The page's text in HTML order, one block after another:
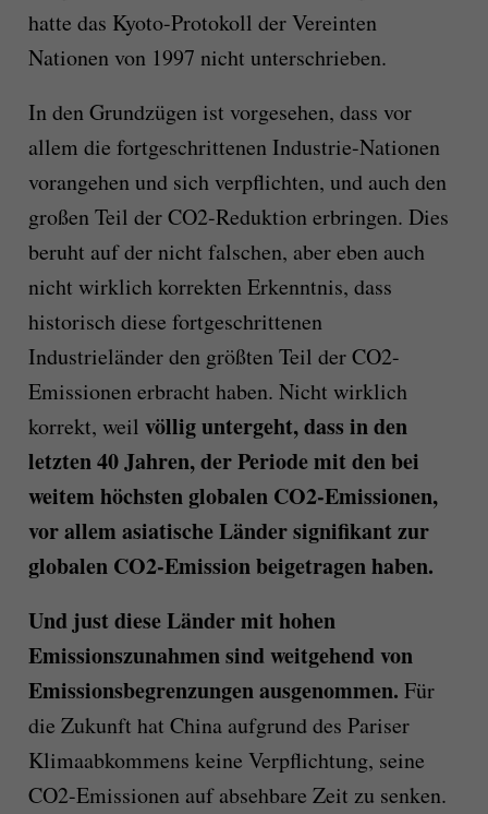
hatte das Kyoto-Protokoll der Vereinten
Nationen von 1997 nicht unterschrieben.
In den Grundzügen ist vorgesehen, dass vor
allem die fortgeschrittenen Industrie-Nationen
vorangehen und sich verpflichten, und auch den
großen Teil der CO2-Reduktion erbringen. Dies
beruht auf der nicht falschen, aber eben auch
nicht wirklich korrekten Erkenntnis, dass
historisch diese fortgeschrittenen
Industrieländer den größten Teil der CO2-
Emissionen erbracht haben. Nicht wirklich
korrekt, weil völlig untergeht, dass in den
letzten 40 Jahren, der Periode mit den bei
weitem höchsten globalen CO2-Emissionen,
vor allem asiatische Länder signifikant zur
globalen CO2-Emission beigetragen haben.
Und just diese Länder mit hohen
Emissionszunahmen sind weitgehend von
Emissionsbegrenzungen ausgenommen. Für
die Zukunft hat China aufgrund des Pariser
Klimaabkommens keine Verpflichtung, seine
CO2-Emissionen auf absehbare Zeit zu senken.